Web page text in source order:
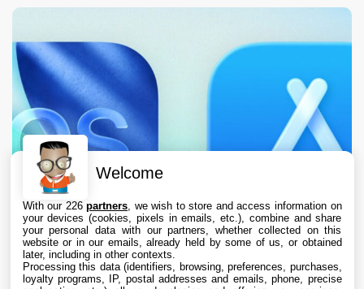
Welcome
With our 226partners , we wish to store and access information on
your devices (cookies, pixels in emails, etc.), combine and share
your personal data with our partners, whether collected on this
website or in our emails, already held by some of us, or obtained
later, including in other contexts.
Processing this data (identifiers, browsing, preferences, purchases,
loyalty programs, IP, postal addresses and emails, phone, precise